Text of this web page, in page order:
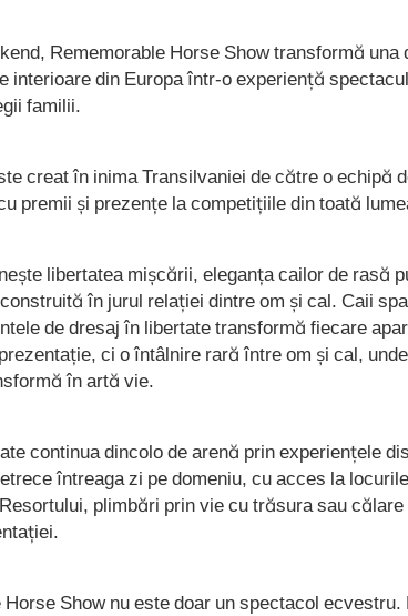
Rememorable Horse Show transformă
interioare din Europa într-o experiență
familii.
creat în inima Transilvaniei de către o echipă
premii și prezențe la competițiile din toată
libertatea mișcării, eleganța cailor de rasă
în jurul relației dintre om și cal. Caii
de dresaj în libertate transformă fiecare
ci o întâlnire rară între om și cal,
în artă vie.
continua dincolo de arenă prin experiențele
întreaga zi pe domeniu, cu acces la
plimbări prin vie cu trăsura sau
Horse Show nu este doar un spectacol